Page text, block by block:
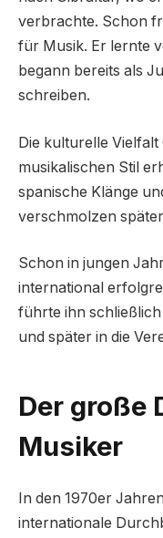
verbrachte. Schon
für Musik. Er lernte
begann bereits als
schreiben.
Die kulturelle
musikalischen Stil
spanische Klänge
verschmolzen
Schon in jungen
international
führte ihn
und später in die
Der große
Musiker
In den 1970er
internationale